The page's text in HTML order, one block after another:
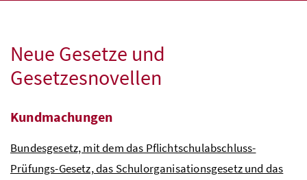
Neue Gesetze und
Gesetzesnovellen
Kundmachungen
Bundesgesetz, mit dem das Pflichtschulabschluss-
Prüfungs-Gesetz, das Schulorganisationsgesetz und das